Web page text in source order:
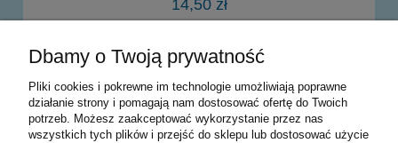
14,50 zł
do koszyka
Warunki zakupów
Dbamy o Twoją prywatność
Pliki cookies i pokrewne im technologie umożliwiają poprawne
działanie strony i pomagają nam dostosować ofertę do Twoich
potrzeb. Możesz zaakceptować wykorzystanie przez nas
wszystkich tych plików i przejść do sklepu lub dostosować użycie